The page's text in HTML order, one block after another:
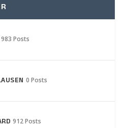
983 Posts
0 Posts
912 Posts